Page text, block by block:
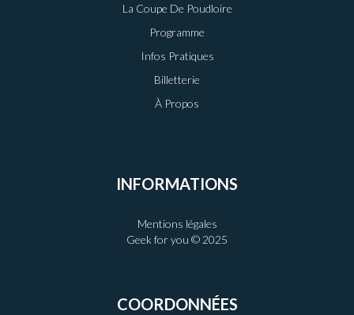
La Coupe De Poudloire
Programme
Infos Pratiques
Billetterie
À Propos
INFORMATIONS
Mentions légales
Geek for you © 2025
COORDONNÉES